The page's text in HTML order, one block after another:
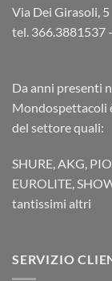
Via Dei Girasoli, 5
tel. 366.3881537
Da anni presenti
Mondospettacoli
del settore quali:
SHURE, AKG,
EUROLITE,
tantissimi altri
SERVIZIO